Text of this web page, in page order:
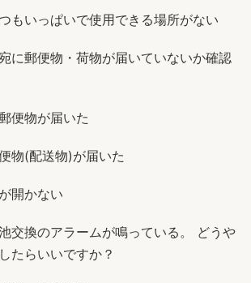
もいっぱいで使用できる場所がない
に郵便物・荷物が届いていないか確認
便物が届いた
物(配送物)が届いた
開かない
交換のアラームが鳴っている。 どうや
たらいいですか？